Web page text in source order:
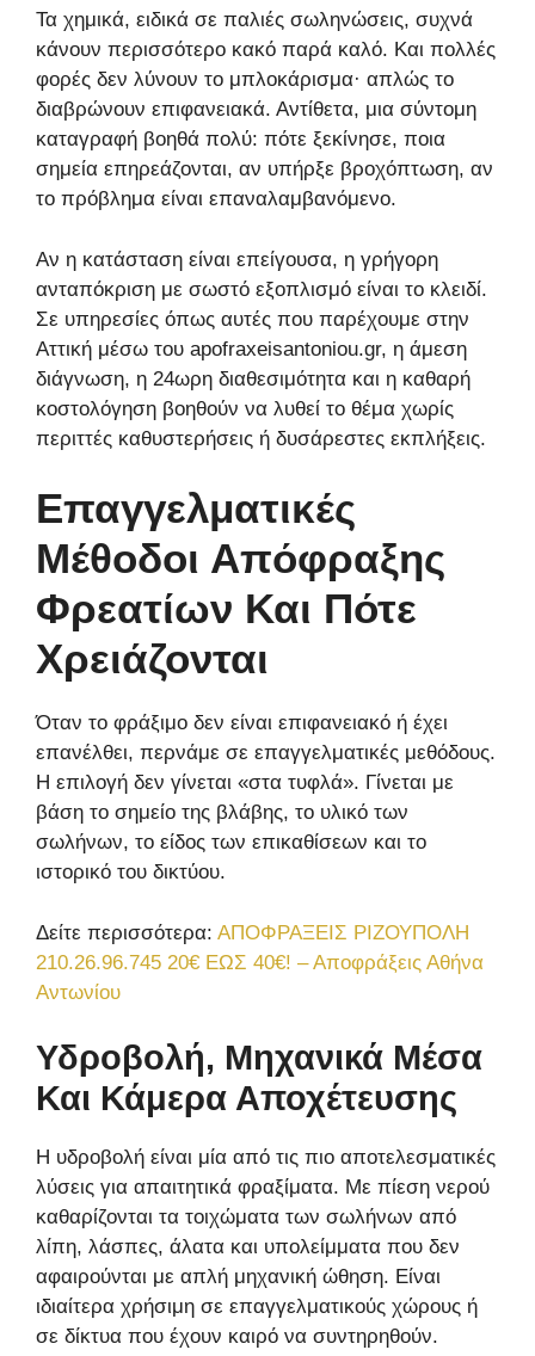
Τα χημικά, ειδικά σε παλιές σωληνώσεις, συχνά
κάνουν περισσότερο κακό παρά καλό. Και πολλές
φορές δεν λύνουν το μπλοκάρισμα· απλώς το
διαβρώνουν επιφανειακά. Αντίθετα, μια σύντομη
καταγραφή βοηθά πολύ: πότε ξεκίνησε, ποια
σημεία επηρεάζονται, αν υπήρξε βροχόπτωση, αν
το πρόβλημα είναι επαναλαμβανόμενο.
Αν η κατάσταση είναι επείγουσα, η γρήγορη
ανταπόκριση με σωστό εξοπλισμό είναι το κλειδί.
Σε υπηρεσίες όπως αυτές που παρέχουμε στην
Αττική μέσω του apofraxeisantoniou.gr, η άμεση
διάγνωση, η 24ωρη διαθεσιμότητα και η καθαρή
κοστολόγηση βοηθούν να λυθεί το θέμα χωρίς
περιττές καθυστερήσεις ή δυσάρεστες εκπλήξεις.
Επαγγελματικές
Μέθοδοι Απόφραξης
Φρεατίων Και Πότε
Χρειάζονται
Όταν το φράξιμο δεν είναι επιφανειακό ή έχει
επανέλθει, περνάμε σε επαγγελματικές μεθόδους.
Η επιλογή δεν γίνεται «στα τυφλά». Γίνεται με
βάση το σημείο της βλάβης, το υλικό των
σωλήνων, το είδος των επικαθίσεων και το
ιστορικό του δικτύου.
Δείτε περισσότερα: ΑΠΟΦΡΑΞΕΙΣ ΡΙΖΟΥΠΟΛΗ
210.26.96.745 20€ ΕΩΣ 40€! – Αποφράξεις Αθήνα
Αντωνίου
Υδροβολή, Μηχανικά Μέσα
Και Κάμερα Αποχέτευσης
Η υδροβολή είναι μία από τις πιο αποτελεσματικές
λύσεις για απαιτητικά φραξίματα. Με πίεση νερού
καθαρίζονται τα τοιχώματα των σωλήνων από
λίπη, λάσπες, άλατα και υπολείμματα που δεν
αφαιρούνται με απλή μηχανική ώθηση. Είναι
ιδιαίτερα χρήσιμη σε επαγγελματικούς χώρους ή
σε δίκτυα που έχουν καιρό να συντηρηθούν.